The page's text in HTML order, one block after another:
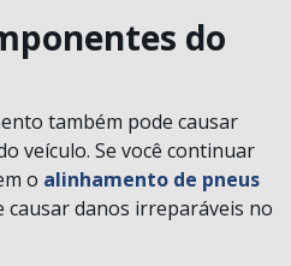
do
também pode causar
veículo. Se você continuar
o alinhamento de pneus
causar danos irreparáveis no